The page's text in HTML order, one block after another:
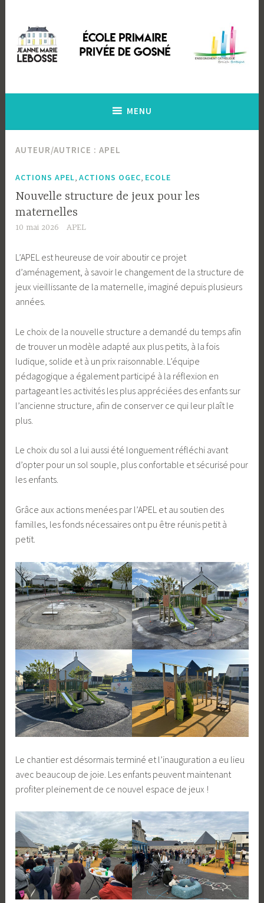
contenu
principal
MENU
AUTEUR/AUTRICE :APEL
ACTIONS APEL,ACTIONS OGEC, ECOLE
Nouvelle structure de jeux pour les
maternelles
10 mai 2026 APEL
L’APEL est heureuse de voir aboutir ce projet
d’aménagement, à savoir le changement de la structure de
jeux vieillissante de la maternelle, imaginé depuis plusieurs
années.
Le choix de la nouvelle structure a demandé du temps afin
de trouver un modèle adapté aux plus petits, à la fois
ludique, solide et à un prix raisonnable. L’équipe
pédagogique a également participé à la réflexion en
partageant les activités les plus appréciées des enfants sur
l’ancienne structure, afin de conserver ce qui leur plaît le
plus.
Le choix du sol a lui aussi été longuement réfléchi avant
d’opter pour un sol souple, plus confortable et sécurisé pour
les enfants.
Grâce aux actions menées par l’APEL et au soutien des
familles, les fonds nécessaires ont pu être réunis petit à
petit.
Le chantier est désormais terminé et l’inauguration a eu lieu
avec beaucoup de joie. Les enfants peuvent maintenant
profiter pleinement de ce nouvel espace de jeux !